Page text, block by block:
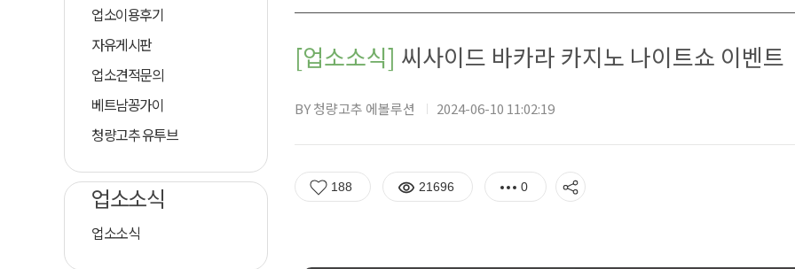
업소이용후기
자유게시판
업소견적문의
베트남꽁가이
청량고추 유투브
업소소식
업소소식
[업소소식] 씨사이드 바카라 카지노 나이트쇼 이벤트
BY 청량고추 에볼루션 2024-06-10 11:02:19
188 21696 0